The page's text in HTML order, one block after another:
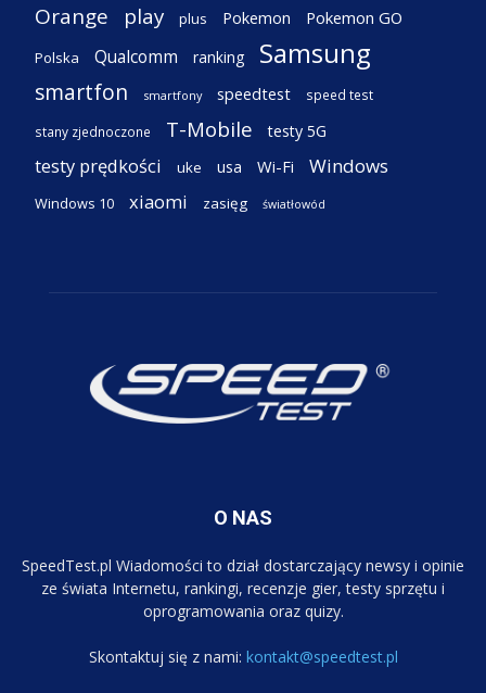
Orange play plus Pokemon Pokemon GO
Polska Qualcomm ranking Samsung
smartfon smartfony speedtest speed test
stany zjednoczone T-Mobile testy 5G
testy prędkości uke usa Wi-Fi Windows
Windows 10 xiaomi zasięg światłowód
O NAS
SpeedTest.pl Wiadomości to dział dostarczający newsy i opinie
ze świata Internetu, rankingi, recenzje gier, testy sprzętu i
oprogramowania oraz quizy.
Skontaktuj się z nami: kontakt@speedtest.pl